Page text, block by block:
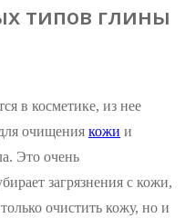
типов глины
в косметике, из нее
очищения кожи и
Это очень
загрязнения с кожи,
очистить кожу, но и